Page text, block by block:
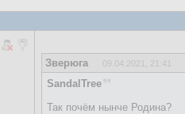
Зверюга 09.04.2021, 21:41
SandalTree
Так почём нынче Родина?